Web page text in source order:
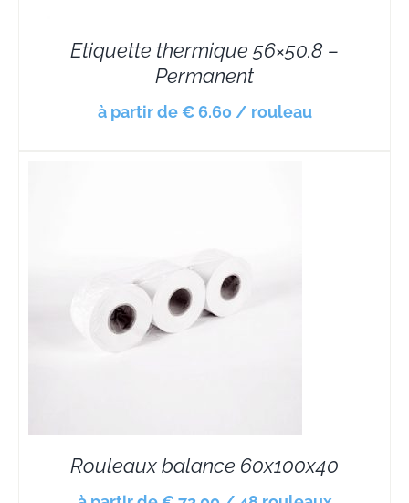
Etiquette thermique 56×50.8 –
Permanent
à partir de € 6.60 / rouleau
Rouleaux balance 60x100x40